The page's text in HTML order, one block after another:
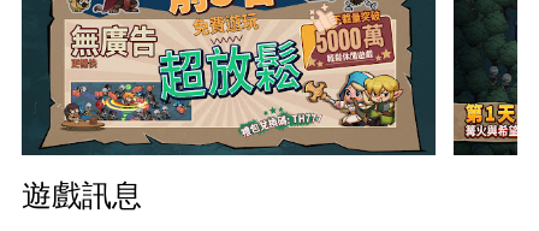
遊戲訊息